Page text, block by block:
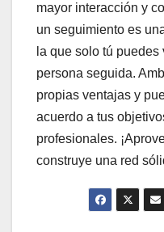
mayor interacción y
un seguimiento es
la que solo tú
persona seguida.
propias ventajas y
acuerdo a tus
profesionales.
construye una red